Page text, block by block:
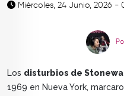
Miércoles, 24 Junio, 2026 -
Los disturbios de
1969 en Nueva York,